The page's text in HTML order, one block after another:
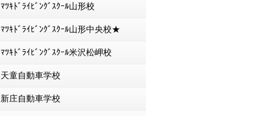
ﾏﾂｷﾄﾞﾗｲﾋﾞﾝｸﾞｽｸｰﾙ山形校
ﾏﾂｷﾄﾞﾗｲﾋﾞﾝｸﾞｽｸｰﾙ山形中央校★
ﾏﾂｷﾄﾞﾗｲﾋﾞﾝｸﾞｽｸｰﾙ米沢松岬校
天童自動車学校
新庄自動車学校